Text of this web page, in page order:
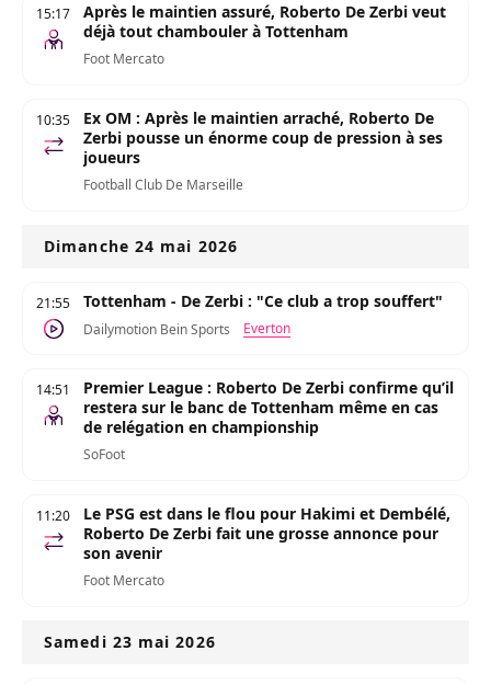
15:17
Après le maintien assuré, Roberto De Zerbi veut
déjà tout chambouler à Tottenham
Foot Mercato
10:35
Ex OM : Après le maintien arraché, Roberto De
Zerbi pousse un énorme coup de pression à ses
joueurs
Football Club De Marseille
Dimanche 24 mai 2026
21:55 Tottenham - De Zerbi : "Ce club a trop souffert"
Dailymotion Bein Sports Everton
14:51
Premier League : Roberto De Zerbi confirme qu’il
restera sur le banc de Tottenham même en cas
de relégation en championship
SoFoot
11:20
Le PSG est dans le flou pour Hakimi et Dembélé,
Roberto De Zerbi fait une grosse annonce pour
son avenir
Foot Mercato
Samedi 23 mai 2026